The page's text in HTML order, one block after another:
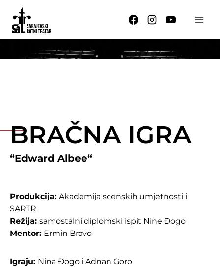
content
BRAČNA IGRA
“Edward Albee“
Produkcija: Akademija scenskih umjetnosti i
SARTR
Režija: samostalni diplomski ispit Nine Đogo
Mentor: Ermin Bravo
Igraju: Nina Đogo i Adnan Goro